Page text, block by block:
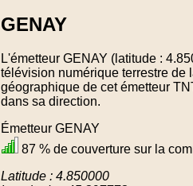
GENAY
L'émetteur GENAY (latitude :
télévision numérique terrestre de
géographique de cet émetteur
dans sa direction.
Émetteur GENAY
87 % de couverture sur la
Latitude : 4.850000